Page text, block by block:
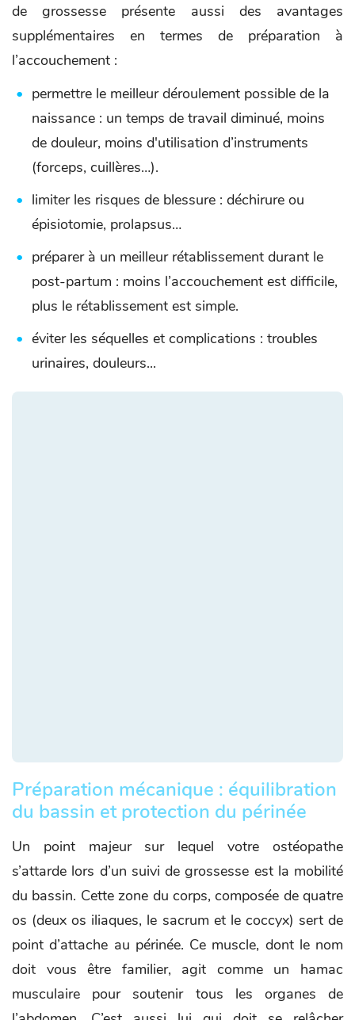
de grossesse présente aussi des avantages
supplémentaires en termes de préparation à
l’accouchement :
permettre le meilleur déroulement possible de la
naissance : un temps de travail diminué, moins
de douleur, moins d'utilisation d’instruments
(forceps, cuillères…).
limiter les risques de blessure : déchirure ou
épisiotomie, prolapsus…
préparer à un meilleur rétablissement durant le
post-partum : moins l’accouchement est difficile,
plus le rétablissement est simple.
éviter les séquelles et complications : troubles
urinaires, douleurs...
Préparation mécanique : équilibration
du bassin et protection du périnée
Un point majeur sur lequel votre ostéopathe
s’attarde lors d’un suivi de grossesse est la mobilité
du bassin. Cette zone du corps, composée de quatre
os (deux os iliaques, le sacrum et le coccyx) sert de
point d’attache au périnée. Ce muscle, dont le nom
doit vous être familier, agit comme un hamac
musculaire pour soutenir tous les organes de